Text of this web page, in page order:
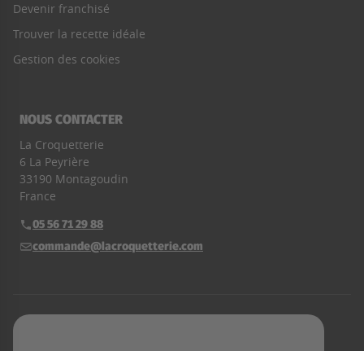
Devenir franchisé
Trouver la recette idéale
Gestion des cookies
NOUS CONTACTER
La Croquetterie
6 La Peyrière
33190 Montagoudin
France
Téléphone :
05 56 71 29 88
E-mail :
commande@lacroquetterie.com